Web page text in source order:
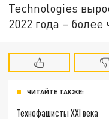
Technologies
2022 года – более
ЧИТАЙТЕ ТАКЖЕ:
Технофашисты XXI века